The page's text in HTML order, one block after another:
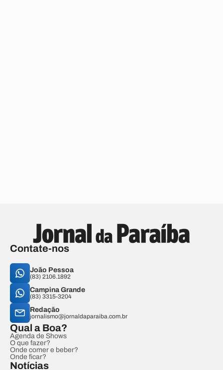
Contate-nos
João Pessoa
(83) 2106.1892
Campina Grande
(83) 3315-3204
Redação
jornalismo@jornaldaparaiba.com.br
Qual a Boa?
Agenda de Shows
O que fazer?
Onde comer e beber?
Onde ficar?
Notícias